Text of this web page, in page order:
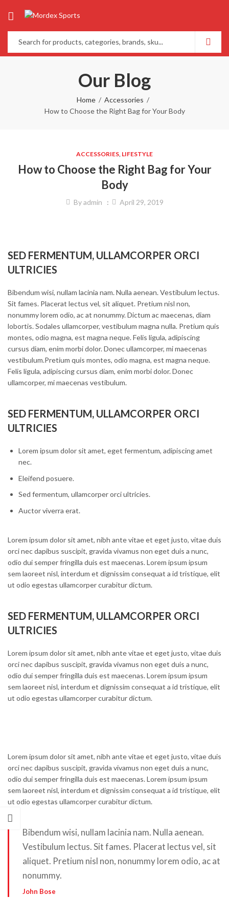
Our Blog
Home
Accessories
How to Choose the Right Bag for Your Body
ACCESSORIES, LIFESTYLE
How to Choose the Right Bag for Your
Body
Byadmin April 29, 2019
SED FERMENTUM, ULLAMCORPER ORCI
ULTRICIES
Bibendum wisi, nullam lacinia nam. Nulla aenean. Vestibulum lectus.
Sit fames. Placerat lectus vel, sit aliquet. Pretium nisl non,
nonummy lorem odio, ac at nonummy. Dictum ac maecenas, diam
lobortis. Sodales ullamcorper, vestibulum magna nulla. Pretium quis
montes, odio magna, est magna neque. Felis ligula, adipiscing
cursus diam, enim morbi dolor. Donec ullamcorper, mi maecenas
vestibulum.Pretium quis montes, odio magna, est magna neque.
Felis ligula, adipiscing cursus diam, enim morbi dolor. Donec
ullamcorper, mi maecenas vestibulum.
SED FERMENTUM, ULLAMCORPER ORCI
ULTRICIES
Lorem ipsum dolor sit amet, eget fermentum, adipiscing amet
nec.
Eleifend posuere.
Sed fermentum, ullamcorper orci ultricies.
Auctor viverra erat.
Lorem ipsum dolor sit amet, nibh ante vitae et eget justo, vitae duis
orci nec dapibus suscipit, gravida vivamus non eget duis a nunc,
odio dui semper fringilla duis est maecenas. Lorem ipsum ipsum
sem laoreet nisl, interdum et dignissim consequat a id tristique, elit
ut odio egestas ullamcorper curabitur dictum.
SED FERMENTUM, ULLAMCORPER ORCI
ULTRICIES
Lorem ipsum dolor sit amet, nibh ante vitae et eget justo, vitae duis
orci nec dapibus suscipit, gravida vivamus non eget duis a nunc,
odio dui semper fringilla duis est maecenas. Lorem ipsum ipsum
sem laoreet nisl, interdum et dignissim consequat a id tristique, elit
ut odio egestas ullamcorper curabitur dictum.
Lorem ipsum dolor sit amet, nibh ante vitae et eget justo, vitae duis
orci nec dapibus suscipit, gravida vivamus non eget duis a nunc,
odio dui semper fringilla duis est maecenas. Lorem ipsum ipsum
sem laoreet nisl, interdum et dignissim consequat a id tristique, elit
ut odio egestas ullamcorper curabitur dictum.
Bibendum wisi, nullam lacinia nam. Nulla aenean.
Vestibulum lectus. Sit fames. Placerat lectus vel, sit
aliquet. Pretium nisl non, nonummy lorem odio, ac at
nonummy.
John Bose